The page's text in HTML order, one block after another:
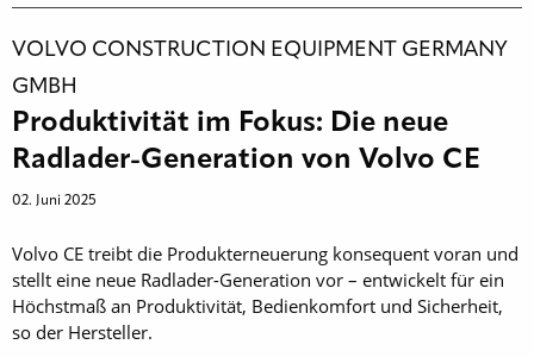
VOLVO CONSTRUCTION EQUIPMENT GERMANY
GMBH
Produktivität im Fokus: Die neue
Radlader-Generation von Volvo CE
02. Juni 2025
Volvo CE treibt die Produkterneuerung konsequent voran und
stellt eine neue Radlader-Generation vor – entwickelt für ein
Höchstmaß an Produktivität, Bedienkomfort und Sicherheit,
so der Hersteller.